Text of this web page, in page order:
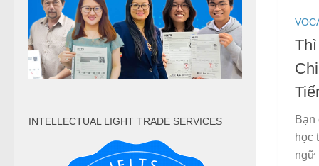
Bạn
học
ngữ
INTELLECTUAL LIGHT TRADE SERVICES